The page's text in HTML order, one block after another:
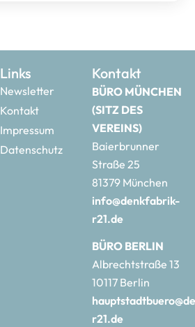
Links
Newsletter
Kontakt
Impressum
Datenschutz
Kontakt
BÜRO MÜNCHEN
(SITZ DES
VEREINS)
Baierbrunner
Straße 25
81379 München
info@denkfabrik-
r21.de
BÜRO BERLIN
Albrechtstraße 13
10117 Berlin
r21.de